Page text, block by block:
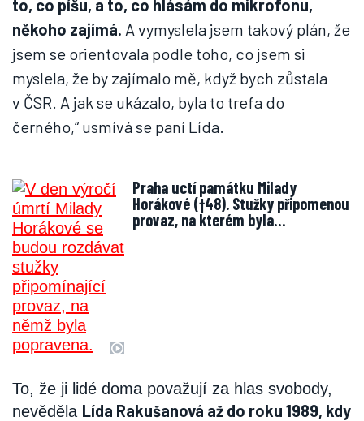
to, co píšu, a to, co hlásám do mikrofonu,
někoho zajímá. A vymyslela jsem takový plán, že
jsem se orientovala podle toho, co jsem si
myslela, že by zajímalo mě, když bych zůstala
v ČSR. A jak se ukázalo, byla to trefa do
černého,“ usmívá se paní Lída.
Praha uctí památku Milady
Horákové (†48). Stužky připomenou
provaz, na kterém byla…
To, že ji lidé doma považují za hlas svobody,
nevěděla Lída Rakušanová až do roku 1989, kdy